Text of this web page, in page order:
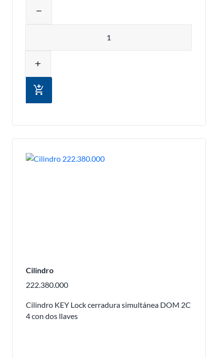
remove
add
add_shopping_cart
Cilindro
222.380.000
Cilindro KEY Lock cerradura simultánea DOM 2C
4 con dos llaves